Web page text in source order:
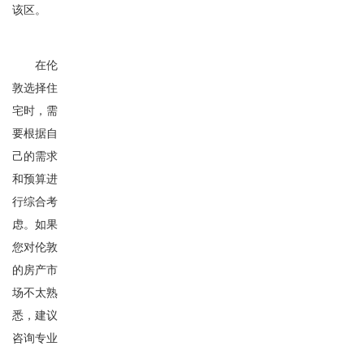
该区。
在伦
敦选择住
宅时，需
要根据自
己的需求
和预算进
行综合考
虑。如果
您对伦敦
的房产市
场不太熟
悉，建议
咨询专业